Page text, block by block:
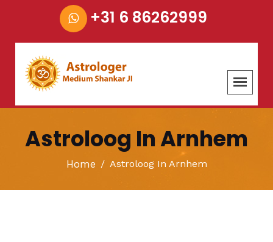
+31 6 86262999
Astroloog In Arnhem
Home Astroloog In Arnhem